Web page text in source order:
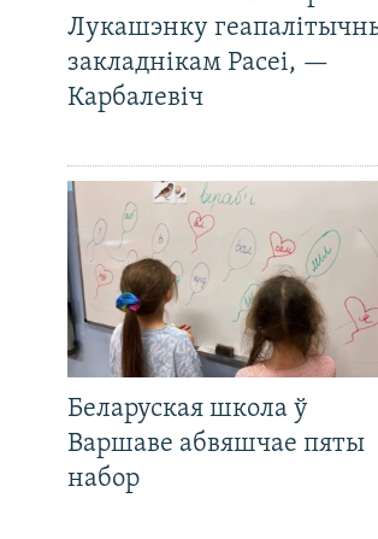
Лукашэнку
закладнікам Расеі, —
Карбалевіч
Беларуская школа ў
Варшаве абвяшчае пяты
набор